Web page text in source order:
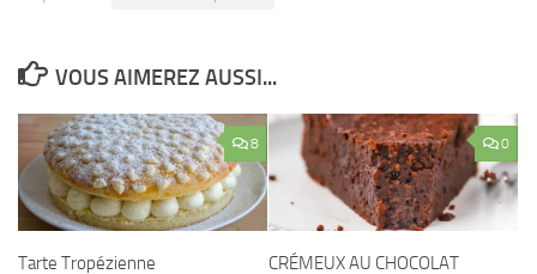
VOUS AIMEREZ AUSSI...
8
Tarte Tropézienne
0
CRÉMEUX AU CHOCOLAT